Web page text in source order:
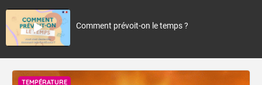
Comment prévoit-on le temps ?
TEMPÉRATURE